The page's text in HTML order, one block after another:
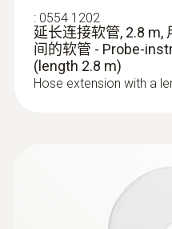
testo 300
（三組分）(O2，
ppm，NO/NOlow
: 0554 1202
延长连接软管, 2.8 m,
间的软管 - Probe-
(length 2.8 m)
Hose extension with a